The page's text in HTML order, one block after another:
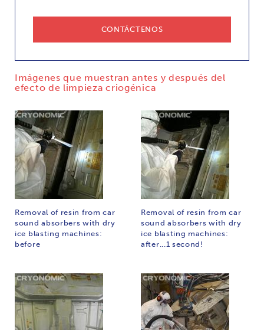
CONTÁCTENOS
Imágenes que muestran antes y después del
efecto de limpieza criogénica
Removal of resin from car
sound absorbers with dry
ice blasting machines:
before
Removal of resin from car
sound absorbers with dry
ice blasting machines:
after...1 second!